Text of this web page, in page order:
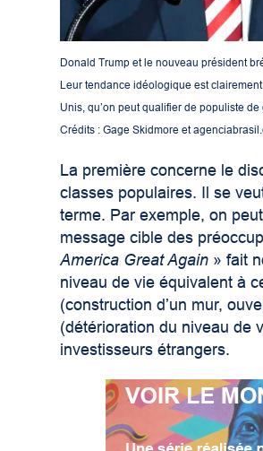
Donald Trump et le nouveau président
Leur tendance idéologique est
Unis, qu’on peut qualifier de populiste de
Crédits : Gage Skidmore et
La première concerne le
classes populaires. Il se
terme. Par exemple, on
message cible des
America Great Again » fait
niveau de vie équivalent à
(construction d’un mur,
(détérioration du niveau de
investisseurs étrangers.